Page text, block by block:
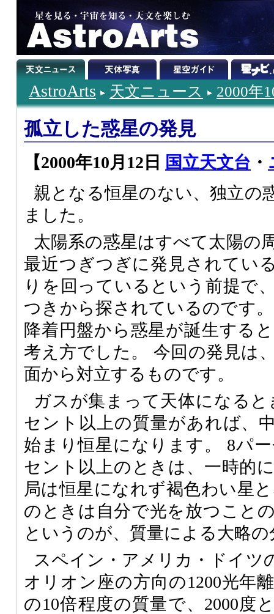
AstroArts 天文ニュース 2000年
孤立した惑星の発見
【2000年10月12日 国立天文台 ・
親となる恒星のない、独立の
ました。
太陽系の惑星はすべて太陽の
最近つぎつぎに発見されてい
りを回っているという前提で
つきから探されているのです
降着円盤から惑星が誕生する
考え方でした。 今回の発見は
面から対立するものです。
ガスが集まって天体になる
セント以上の質量があれば、
始まり恒星になります。 8パ
セント以上のときは、一時的
局は恒星になれず褐色わい星
のときは自分で光を放つこと
というのが、質量による大略
スペイン・アメリカ・ドイツ
オリオン座の方向の1200光年
の10倍程度の質量で、2000度